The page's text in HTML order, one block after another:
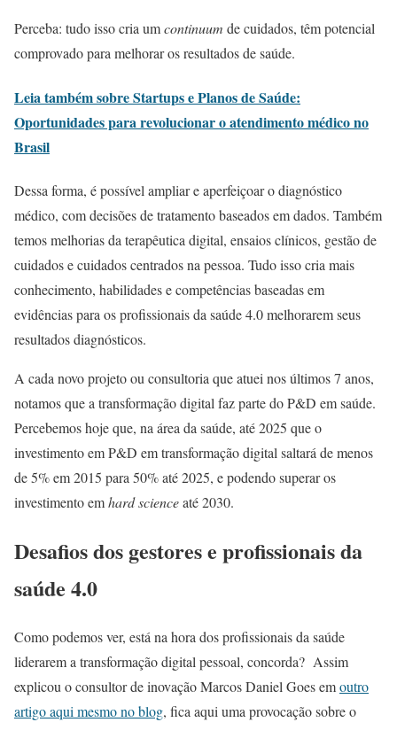
Perceba: tudo isso cria umcontinuum de cuidados, têm potencial
comprovado para melhorar os resultados de saúde.
Leia também sobre Startups e Planos de Saúde:
Oportunidades para revolucionar o atendimento médico no
Brasil
Dessa forma, é possível ampliar e aperfeiçoar o diagnóstico
médico, com decisões de tratamento baseados em dados. Também
temos melhorias da terapêutica digital, ensaios clínicos, gestão de
cuidados e cuidados centrados na pessoa. Tudo isso cria mais
conhecimento, habilidades e competências baseadas em
evidências para os profissionais da saúde 4.0 melhorarem seus
resultados diagnósticos.
A cada novo projeto ou consultoria que atuei nos últimos 7 anos,
notamos que a transformação digital faz parte do P&D em saúde.
Percebemos hoje que, na área da saúde, até 2025 que o
investimento em P&D em transformação digital saltará de menos
de 5% em 2015 para 50% até 2025, e podendo superar os
investimento emhard scienceaté 2030.
Desafios dos gestores e profissionais da
saúde 4.0
Como podemos ver, está na hora dos profissionais da saúde
liderarem a transformação digital pessoal, concorda? Assim
explicou o consultor de inovação Marcos Daniel Goes emoutro
artigo aqui mesmo no blog, fica aqui uma provocação sobre o